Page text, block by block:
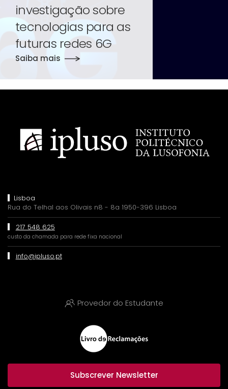
investigação sobre
tecnologias para as
futuras redes 6G
Saiba mais
Lisboa
Rua do Telhal aos Olivais n8 - 8a 1950-396 Lisboa
217 548 625
custo da chamada para rede fixa nacional
info@ipluso.pt
Provedor do Estudante
Subscrever Newsletter